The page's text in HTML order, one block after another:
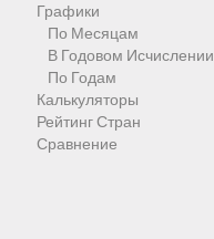
Графики
По Месяцам
В Годовом Исчислении
По Годам
Калькуляторы
Рейтинг Стран
Сравнение